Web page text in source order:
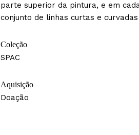
parte superior da pintura, e em
conjunto de linhas curtas e
Coleção
SPAC
Aquisição
Doação